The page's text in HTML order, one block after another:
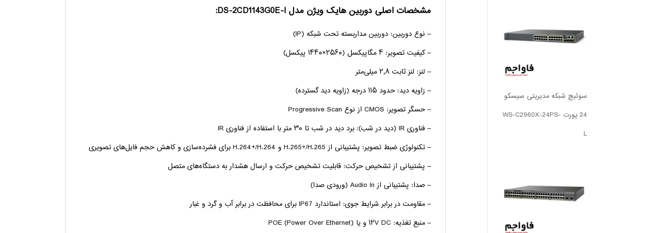
مشخصات اصلی دوربین هایک ویژن مدل DS-2CD1143G0E-I:
– نوع دوربین: دوربین مداربسته تحت شبکه (IP)
– کیفیت تصویر: ۴ مگاپیکسل (۲۵۶۰×۱۴۴۰ پیکسل)
– لنز: لنز ثابت ۲٫۸ میلی‌متر
– زاویه دید: حدود ۱۱۵ درجه (زاویه دید گسترده)
– حسگر تصویر: CMOS از نوع Progressive Scan
– فناوری IR (دید در شب): برد دید در شب تا ۳۰ متر با استفاده از فناوری IR
– تکنولوژی ضبط تصویر: پشتیبانی از H.265+/H.265 و H.264+/H.264 برای فشرده‌سازی و کاهش حجم فایل‌های تصویری
– پشتیبانی از تشخیص حرکت: قابلیت تشخیص حرکت و ارسال هشدار به دستگاه‌های متصل
– صدا: پشتیبانی از Audio In (ورودی صدا)
– مقاومت در برابر شرایط جوی: استاندارد IP67 برای محافظت در برابر آب و گرد و غبار
– منبع تغذیه: ۱۲V DC و یا POE (Power Over Ethernet)
سوئیچ شبکه مدیریتی سیسکو
24 پورت WS-C2960X-24PS-
L